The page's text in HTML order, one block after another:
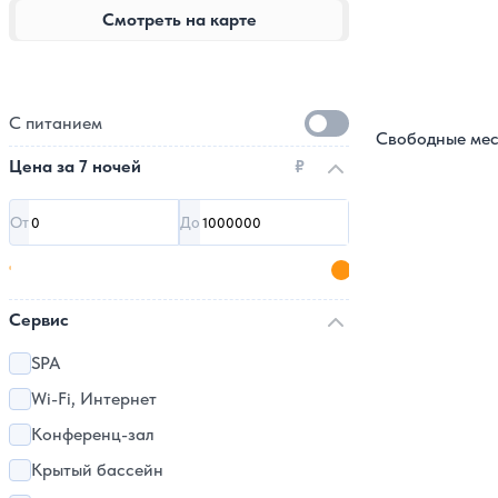
Смотреть на карте
Свободные
С питанием
Цена за 7 ночей ₽
От До
Сервис
SPA
Wi-Fi, Интернет
Конференц-зал
Крытый бассейн